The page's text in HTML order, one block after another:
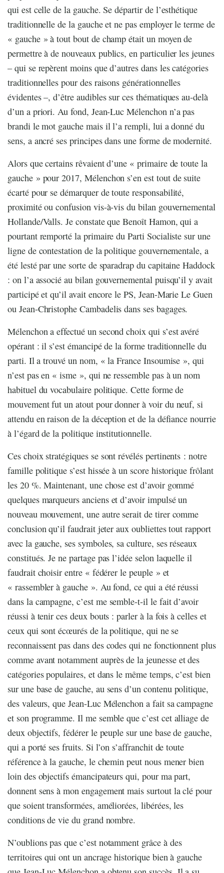
qui est celle de la gauche. Se départir de l’esthétique
traditionnelle de la gauche et ne pas employer le terme de
« gauche » à tout bout de champ était un moyen de
permettre à de nouveaux publics, en particulier les jeunes
– qui se repèrent moins que d’autres dans les catégories
traditionnelles pour des raisons générationnelles
évidentes –, d’être audibles sur ces thématiques au-delà
d’un a priori. Au fond, Jean-Luc Mélenchon n’a pas
brandi le mot gauche mais il l’a rempli, lui a donné du
sens, a ancré ses principes dans une forme de modernité.
Alors que certains rêvaient d’une « primaire de toute la
gauche » pour 2017, Mélenchon s’en est tout de suite
écarté pour se démarquer de toute responsabilité,
proximité ou confusion vis-à-vis du bilan gouvernemental
Hollande/Valls. Je constate que Benoît Hamon, qui a
pourtant remporté la primaire du Parti Socialiste sur une
ligne de contestation de la politique gouvernementale, a
été lesté par une sorte de sparadrap du capitaine Haddock
: on l’a associé au bilan gouvernemental puisqu’il y avait
participé et qu’il avait encore le PS, Jean-Marie Le Guen
ou Jean-Christophe Cambadelis dans ses bagages.
Mélenchon a effectué un second choix qui s’est avéré
opérant : il s’est émancipé de la forme traditionnelle du
parti. Il a trouvé un nom, « la France Insoumise », qui
n’est pas en « isme », qui ne ressemble pas à un nom
habituel du vocabulaire politique. Cette forme de
mouvement fut un atout pour donner à voir du neuf, si
attendu en raison de la déception et de la défiance nourrie
à l’égard de la politique institutionnelle.
Ces choix stratégiques se sont révélés pertinents : notre
famille politique s’est hissée à un score historique frôlant
les 20 %. Maintenant, une chose est d’avoir gommé
quelques marqueurs anciens et d’avoir impulsé un
nouveau mouvement, une autre serait de tirer comme
conclusion qu’il faudrait jeter aux oubliettes tout rapport
avec la gauche, ses symboles, sa culture, ses réseaux
constitués. Je ne partage pas l’idée selon laquelle il
faudrait choisir entre « fédérer le peuple » et
« rassembler à gauche ». Au fond, ce qui a été réussi
dans la campagne, c’est me semble-t-il le fait d’avoir
réussi à tenir ces deux bouts : parler à la fois à celles et
ceux qui sont écœurés de la politique, qui ne se
reconnaissent pas dans des codes qui ne fonctionnent plus
comme avant notamment auprès de la jeunesse et des
catégories populaires, et dans le même temps, c’est bien
sur une base de gauche, au sens d’un contenu politique,
des valeurs, que Jean-Luc Mélenchon a fait sa campagne
et son programme. Il me semble que c’est cet alliage de
deux objectifs, fédérer le peuple sur une base de gauche,
qui a porté ses fruits. Si l’on s’affranchit de toute
référence à la gauche, le chemin peut nous mener bien
loin des objectifs émancipateurs qui, pour ma part,
donnent sens à mon engagement mais surtout la clé pour
que soient transformées, améliorées, libérées, les
conditions de vie du grand nombre.
N’oublions pas que c’est notamment grâce à des
territoires qui ont un ancrage historique bien à gauche